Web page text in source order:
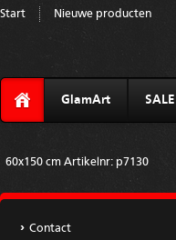
Start Nieuwe producten
GlamArt SALE
60x150 cm Artikelnr: p7130
Contact